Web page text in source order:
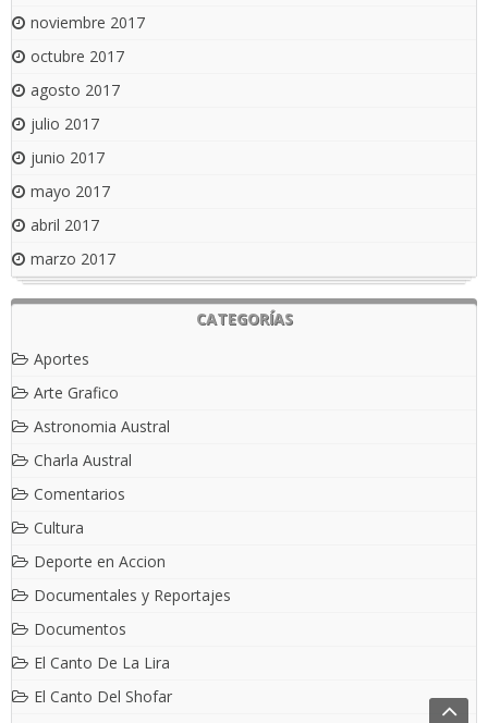
noviembre 2017
octubre 2017
agosto 2017
julio 2017
junio 2017
mayo 2017
abril 2017
marzo 2017
CATEGORÍAS
Aportes
Arte Grafico
Astronomia Austral
Charla Austral
Comentarios
Cultura
Deporte en Accion
Documentales y Reportajes
Documentos
El Canto De La Lira
El Canto Del Shofar